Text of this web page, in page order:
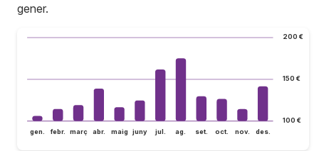
gener.
100 €
150 €
200 €
gen. febr. març abr. maig juny jul. ag. set. oct. nov. des.